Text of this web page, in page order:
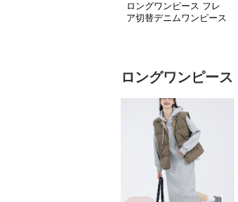
ロングワンピース フレ
ア切替デニムワンピース
ロングワンピース